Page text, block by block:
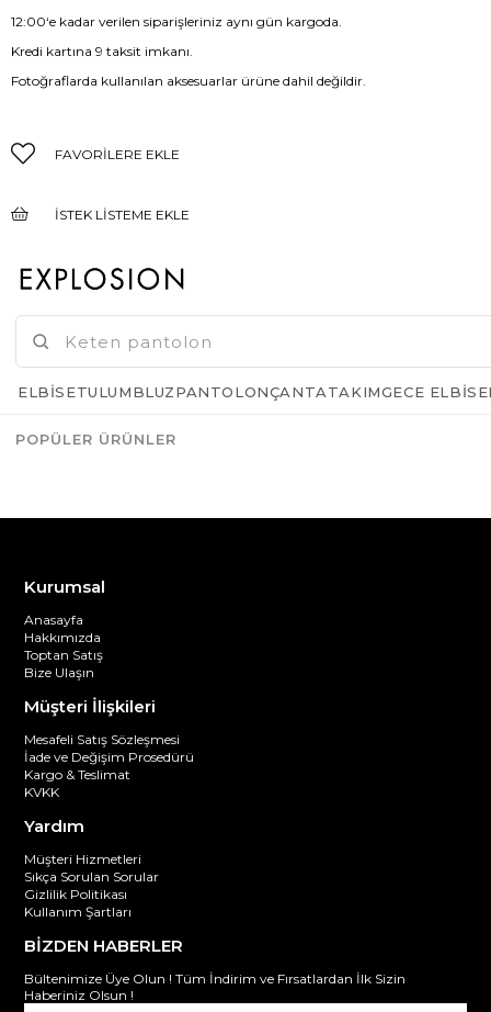
12:00‘e kadar verilen siparişleriniz aynı gün kargoda.
Kredi kartına 9 taksit imkanı.
Fotoğraflarda kullanılan aksesuarlar ürüne dahil değildir.
FAVORILERE EKLE
İSTEK LISTEME EKLE
Kurumsal
Anasayfa
Hakkımızda
Toptan Satış
Bize Ulaşın
Müşteri İlişkileri
Mesafeli Satış Sözleşmesi
İade ve Değişim Prosedürü
Kargo & Teslimat
KVKK
Yardım
Müşteri Hizmetleri
Sıkça Sorulan Sorular
Gizlilik Politikası
Kullanım Şartları
BİZDEN HABERLER
Bültenimize Üye Olun ! Tüm İndirim ve Fırsatlardan İlk Sizin
Haberiniz Olsun !
ELBISETULUMBLUZPANTOLONÇANTATAKIMGECE
POPÜLER ÜRÜNLER